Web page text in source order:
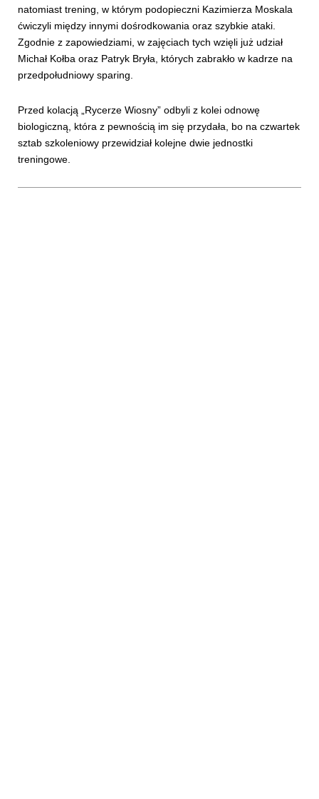
natomiast trening, w którym podopieczni Kazimierza Moskala
ćwiczyli między innymi dośrodkowania oraz szybkie ataki.
Zgodnie z zapowiedziami, w zajęciach tych wzięli już udział
Michał Kołba oraz Patryk Bryła, których zabrakło w kadrze na
przedpołudniowy sparing.
Przed kolacją „Rycerze Wiosny” odbyli z kolei odnowę
biologiczną, która z pewnością im się przydała, bo na czwartek
sztab szkoleniowy przewidział kolejne dwie jednostki
treningowe.